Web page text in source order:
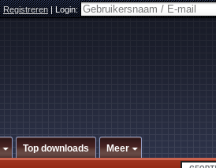
Registreren|Login:
Top downloads Meer